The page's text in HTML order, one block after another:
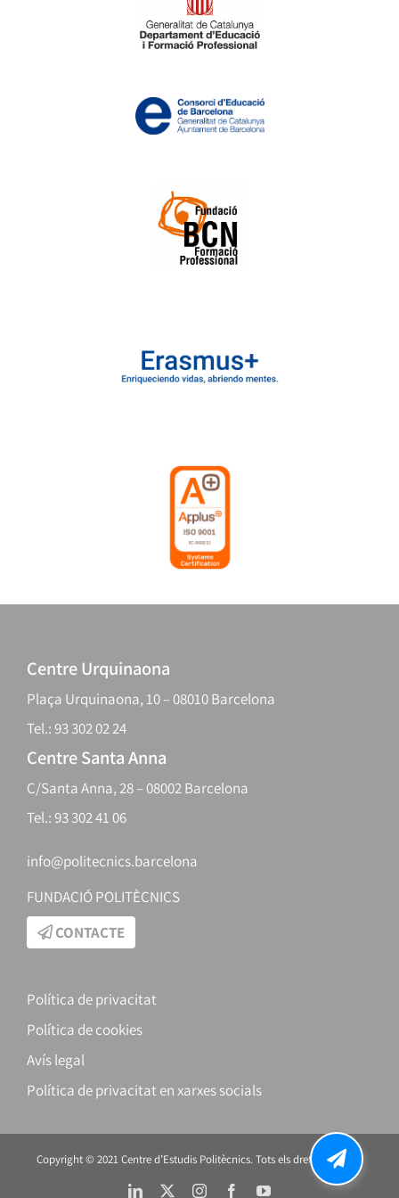
Centre Urquinaona
Plaça Urquinaona, 10 – 08010 Barcelona
Tel.: 93 302 02 24
Centre Santa Anna
C/Santa Anna, 28 – 08002 Barcelona
Tel.: 93 302 41 06
info@politecnics.barcelona
FUNDACIÓ POLITÈCNICS
CONTACTE
Política de privacitat
Política de cookies
Avís legal
Política de privacitat en xarxes socials
Copyright © 2021 Centre d’Estudis Politècnics. Tots els drets reservats.
LinkedIn InstagramFacebookYouTube